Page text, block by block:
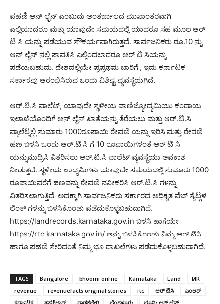
ಪಹಣಿ ಆನ್ ಲೈನ್ ಎಂಬುದು ಅಂತರ್ಜಾಲದ ಮುಖಾಂತರವಾಗಿ
ಎಲ್ಲಿಯಾದರೂ ಮತ್ತು ಯಾವುದೇ ಸಮಯದಲ್ಲಿ ಯಾದರೂ ಸಹ ಮೂಲ ಆರ್
ಟಿ ಸಿ ಯನ್ನು ಪಡೆಯುವ ಸೌಕರ್ಯವಾಗಿರುತ್ತದೆ. ಸಾರ್ವಜನಿಕರು ರೂ.10 ನ್ನು
ಆನ್ ಲೈನ್ ನಲ್ಲಿ ಪಾವತಿಸಿ ಎಲ್ಲಿಂದಲಾದರೂ ಆರ್ ಟಿ ಸಿಯನ್ನು
ಪಡೆಯಬಹುದು. ದೇಶದಲ್ಲಿಯೇ ಪ್ರಪ್ರಥಮ ಬಾರಿಗೆ , ಇದು ಕರ್ನಾಟಕ
ಸರ್ಕಾರವು ಆರಂಭಿಸಿರುವ ಒಂದು ವಿಶಿಷ್ಟ ವ್ಯವಸ್ಥೆಯಗಿದೆ.
ಆರ್.ಟಿ.ಸಿ ವಾಲೆಟ್, ಯಾವುದೇ ಸ್ಥಳೀಯ ವಾಣಿಜ್ಯೋದ್ಯಮಿಯು ಕಂದಾಯ
ಇಲಾಖೆಯೊಂದಿಗೆ ಆನ್ ಲೈನ್ ಖಾತೆಯನ್ನು ತೆರೆಯಲು ಮತ್ತು ಆರ್.ಟಿ.ಸಿ
ವ್ಯಾಲೆಟ್ನಲ್ಲಿ ಸುಮಾರು 1000ರೂಪಾಯಿ ಠೇವಣಿ ಯನ್ನು ಇರಿಸಿ ಮತ್ತು ಠೇವಣಿ
ಹಣ ಬಳಸಿ ಒಂದು ಆರ್.ಟಿ.ಸಿ ಗೆ 10 ರೂಪಾಯಿಗಳಂತೆ ಆರ್ ಟಿ ಸಿ
ಯನ್ನುಮುದ್ರಿಸಿ ವಿತರಿಸಲು ಆರ್.ಟಿ.ಸಿ ವಾಲೆಟ್ ವ್ಯವಸ್ಥೆಯು ಅವಕಾಶ
ನೀಡುತ್ತದೆ. ಸ್ಥಳೀಯ ಉದ್ಯಮಿಗಳು ಯಾವುದೇ ಸಮಯದಲ್ಲಿ ಸುಮಾರು 1000
ರೂಪಾಯಿವರೆಗೆ ಹಣವನ್ನು ಠೇವಣಿ ನವೀಕರಿಸಿ ಆರ್.ಟಿ.ಸಿ ಗಳನ್ನು
ವಿತರಿಸಲಾಗುತ್ತಿದೆ. ಅದಕ್ಕಾಗಿ ಸಾರ್ವಜನಿಕರು ಸರ್ಕಾರದ ಅಧಿಕೃತ ವೆಬ್ ಸೈಟ್ಗಳ
ಲಿಂಕ್ ಗಳನ್ನು ಬಳಸಿಕೊಂಡು ಪಡೆದುಕೊಳ್ಳಬಹುದಾಗಿದೆ.
https://landrecords.karnataka.gov.in ಬಳಸಿ ಹಾಗೆಯೇ
https://rtc.karnataka.gov.in/ ಅನ್ನು ಬಳಸಿಕೊಂಡು ನಿಮ್ಮ ಆರ್ ಟಿಸಿ
ಹಾಗೂ ಪಹಣಿ ಸೇರಿದಂತೆ ನಿಮ್ಮ ಭೂ ದಾಖಲೆಗಳು ಪಡೆದುಕೊಳ್ಳಬಹುದಾಗಿದೆ.
TAGS Bangalore bhoomi online Karnataka Land
MR
revenue
revenuefacts original stories rtc ಆರ್ ಟಿಸಿ
ಎಂಆರ್
ಕರ್ನಾಟಕ
ತಹಶಿಲ್ದಾರ್ ನಾಡಕಚೇರಿ ಬೆಂಗಳೂರು
ಭೂಮಿ ಅನ್ ಲೈನ್